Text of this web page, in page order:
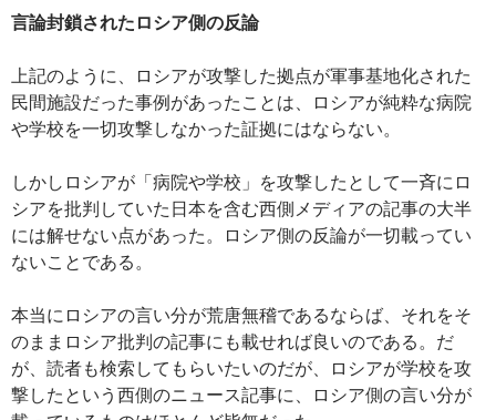
言論封鎖されたロシア側の反論
上記のように、ロシアが攻撃した拠点が軍事基地化された
民間施設だった事例があったことは、ロシアが純粋な病院
や学校を一切攻撃しなかった証拠にはならない。
しかしロシアが「病院や学校」を攻撃したとして一斉にロ
シアを批判していた日本を含む西側メディアの記事の大半
には解せない点があった。ロシア側の反論が一切載ってい
ないことである。
本当にロシアの言い分が荒唐無稽であるならば、それをそ
のままロシア批判の記事にも載せれば良いのである。だ
が、読者も検索してもらいたいのだが、ロシアが学校を攻
撃したという西側のニュース記事に、ロシア側の言い分が